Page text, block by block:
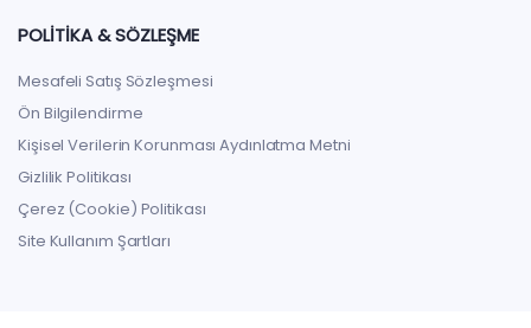
POLITIKA & SÖZLEŞME
Mesafeli Satış Sözleşmesi
Ön Bilgilendirme
Kişisel Verilerin Korunması Aydınlatma Metni
Gizlilik Politikası
Çerez (Cookie) Politikası
Site Kullanım Şartları